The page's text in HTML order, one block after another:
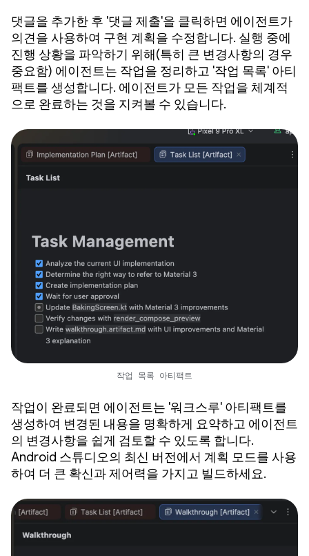
댓글을 추가한 후 '댓글 제출'을 클릭하면 에이전트가
의견을 사용하여 구현 계획을 수정합니다. 실행 중에
진행 상황을 파악하기 위해(특히 큰 변경사항의 경우
중요함) 에이전트는 작업을 정리하고 '작업 목록' 아티
팩트를 생성합니다. 에이전트가 모든 작업을 체계적
으로 완료하는 것을 지켜볼 수 있습니다.
작업 목록 아티팩트
작업이 완료되면 에이전트는 '워크스루' 아티팩트를
생성하여 변경된 내용을 명확하게 요약하고 에이전트
의 변경사항을 쉽게 검토할 수 있도록 합니다.
Android 스튜디오의 최신 버전에서 계획 모드를 사용
하여 더 큰 확신과 제어력을 가지고 빌드하세요.